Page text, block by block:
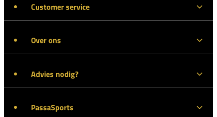
Customer service
Over ons
Advies nodig?
PassaSports